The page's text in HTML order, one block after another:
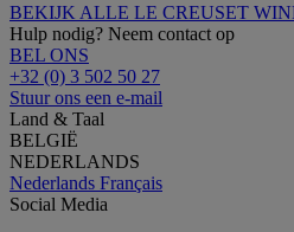
BEKIJK ALLE LE CREUSET
Hulp nodig? Neem contact op
BEL ONS
+32 (0) 3 502 50 27
Stuur ons een e-mail
Land & Taal
BELGIË
NEDERLANDS
Nederlands Français
Social Media